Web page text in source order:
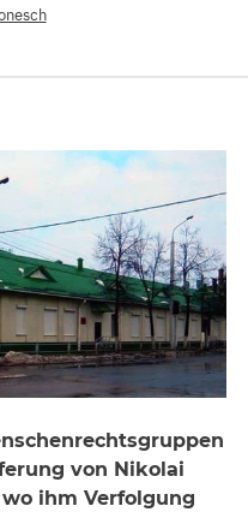
von Nikolai
ihm Verfolgung